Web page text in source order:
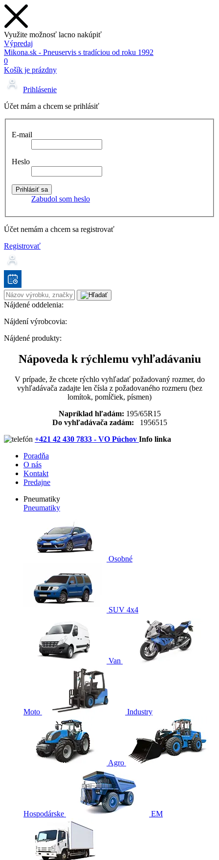
Využite možnosť lacno nakúpiť
Výpredaj
Mikona.sk - Pneuservis s tradíciou od roku 1992
0
Košík je prázdny
Prihlásenie
Účet mám a chcem se prihlásiť
E-mail
Heslo
Zabudol som heslo
Účet nemám a chcem sa registrovať
Registrovať
Nájdené oddelenia:
Nájdení výrobcovia:
Nájdené produkty:
Nápoveda k rýchlemu vyhľadávaniu
V prípade, že chcete rýchlo vyhľadať požadovaný rozmer, do
vyhľadávača zadajte len čísla z požadovaného rozmeru (bez
lomítok, pomĺčiek, písmen)
Napríklad hľadám: 195/65R15
Do vyhľadávača zadám: 1956515
+421 42 430 7833 - VO Púchov Info linka
Poradňa
O nás
Kontakt
Predajne
Pneumatiky
Pneumatiky
Osobné
SUV 4x4
Van
Moto Industry
Agro
Hospodárske EM